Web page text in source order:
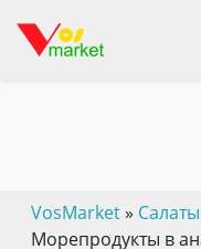
VosMarket» Салаты
Морепродукты в